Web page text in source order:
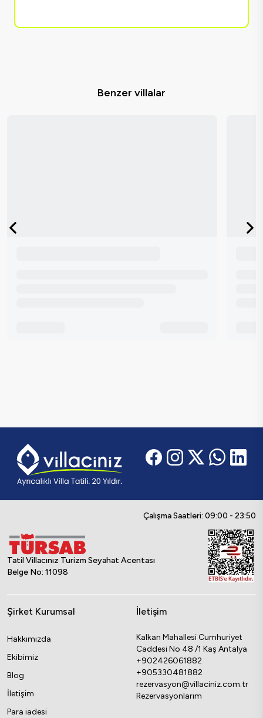
Benzer villalar
Çalışma Saatleri: 09:00 - 23:50
Tatil Villacınız Turizm Seyahat Acentası
Belge No: 11098
Şirket Kurumsal
Hakkımızda
Ekibimiz
Blog
İletişim
Para iadesi
İletişim
Kalkan Mahallesi Cumhuriyet
Caddesi No 48 /1 Kaş Antalya
+902426061882
+905330481882
rezervasyon@villaciniz.com.tr
Rezervasyonlarım